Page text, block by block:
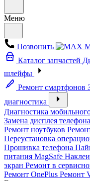
Меню
Позвонить
Каталог запчастей
шлейфы
Ремонт смартфонов
диагностика
Диагностика
Замена дисплея телефона
Ремонт ноутбуков
Переустановка
Прошивка телефона
питания MagSafe
экран Ремонт в
Ремонт OnePlus Ремонт